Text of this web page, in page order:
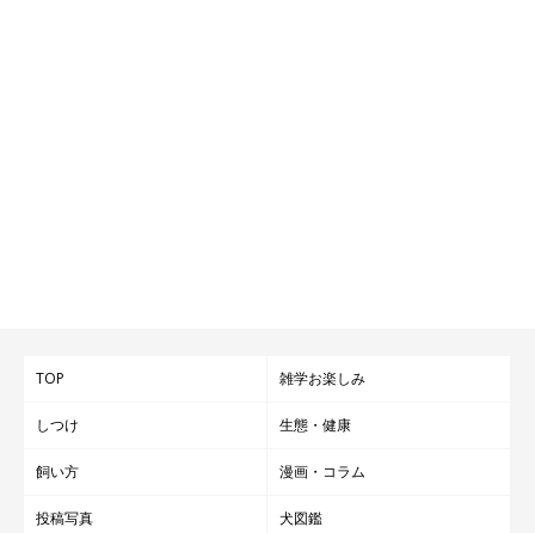
TOP 雑学お楽しみ
しつけ 生態・健康
飼い方 漫画・コラム
投稿写真 犬図鑑